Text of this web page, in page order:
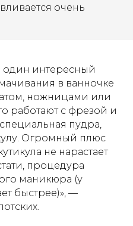
очень
один интересный
в ванночке
ножницами или
работают с фрезой и
пудра,
Огромный плюс
не нарастает
процедура
маникюра (у
быстрее)», —